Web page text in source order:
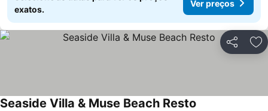
exatos.
Ver preços
Partilhar
Seaside Villa & Muse Beach Resto